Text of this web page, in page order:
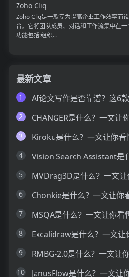
Zoho Cliq
Zoho Cliq是一款专为提高企业工作效率而
台。它将团队成员、对话和工作流集中在
功能包括:组织...
最新文章
1
2
3
4
5
6
7
8
9
10